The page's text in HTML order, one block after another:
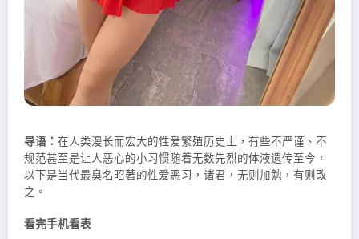
导语： 在人类漫长而宏大的性爱繁殖历史上，有些不严谨、不
规范甚至是让人恶心的小习惯随着无数先烈的体液遗传至今，
以下是当代最臭名昭著的性爱恶习，诸君，无则加勉，有则改
之。
看完手机看表